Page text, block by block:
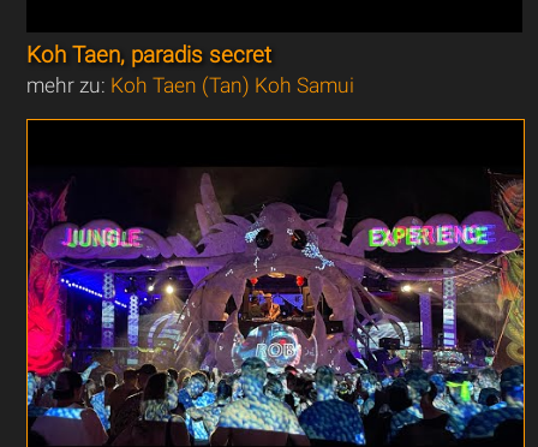
Koh Taen, paradis secret
mehr zu: Koh Taen (Tan) Koh Samui